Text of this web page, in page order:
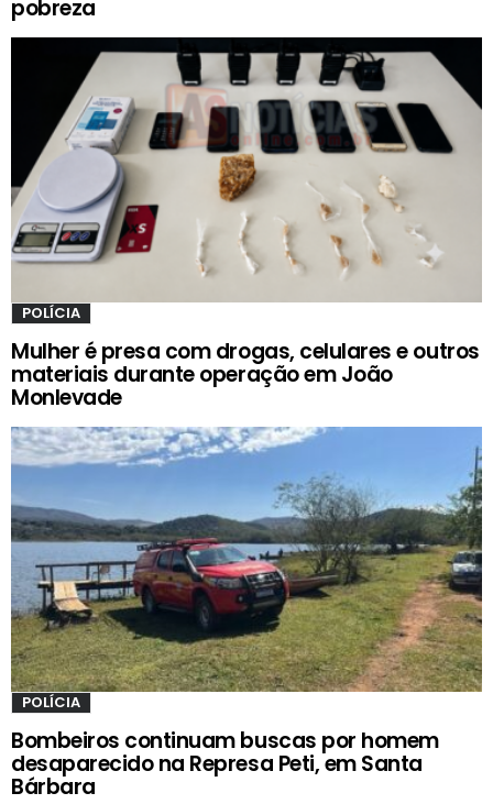
pobreza
POLÍCIA
Mulher é presa com drogas, celulares e outros
materiais durante operação em João
Monlevade
POLÍCIA
Bombeiros continuam buscas por homem
desaparecido na Represa Peti, em Santa
Bárbara